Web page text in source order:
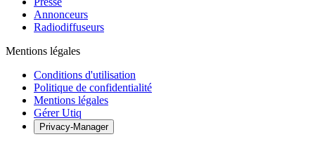
Annonceurs
Radiodiffuseurs
Mentions légales
Conditions d'utilisation
Politique de confidentialité
Mentions légales
Gérer Utiq
Privacy-Manager